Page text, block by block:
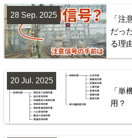
配線略図で辿る首都圏の回送
楽天市場 書泉 BOOTH
「注
だっ
る理
28 Sep. 2025
「単
用？
20 Jul. 2025